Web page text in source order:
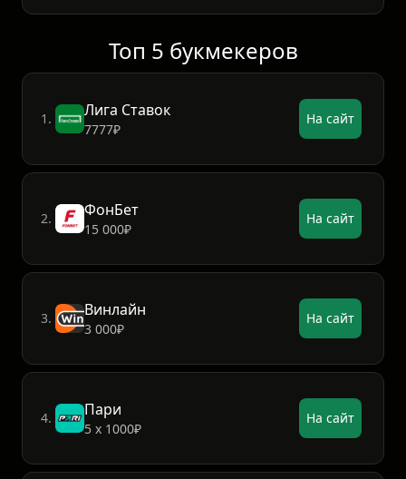
Топ 5 букмекеров
1. Лига Ставок
7777₽
На сайт
2. ФонБет
15 000₽
На сайт
3. Винлайн
3 000₽
На сайт
4. Пари
5 х 1000₽
На сайт